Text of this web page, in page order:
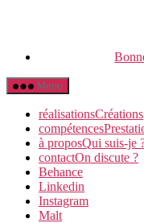
Menu
réalisationsCréations
compétencesP
à proposQui suis-je
contactOn discute ?
Behance
Linkedin
Instagram
Malt